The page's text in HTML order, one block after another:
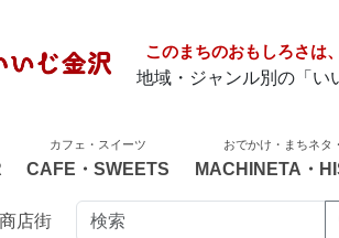
このまちのおもしろさは
地域・ジャンル別の「い
カフェ・スイーツ
CAFE・SWEETS
おでかけ・まちネタ
MACHINETA・
店街